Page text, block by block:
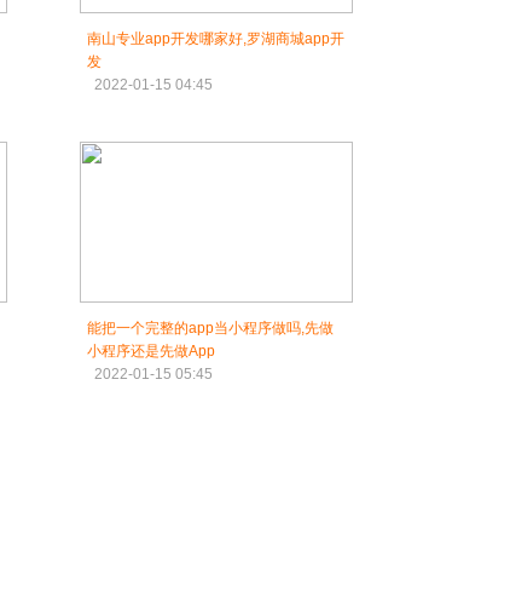
南山专业app开发哪家好,罗湖商城app开
发
2022-01-15 04:45
能把一个完整的app当小程序做吗,先做
小程序还是先做App
2022-01-15 05:45